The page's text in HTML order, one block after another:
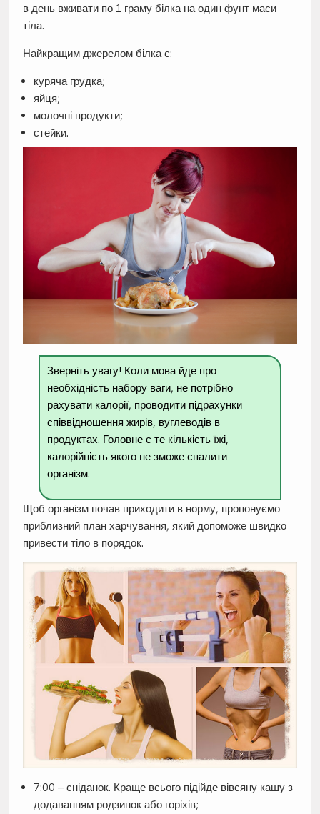
в день вживати по 1 граму білка на один фунт маси
тіла.
Найкращим джерелом білка є:
куряча грудка;
яйця;
молочні продукти;
стейки.
Зверніть увагу! Коли мова йде про
необхідність набору ваги, не потрібно
рахувати калорії, проводити підрахунки
співвідношення жирів, вуглеводів в
продуктах. Головне є те кількість їжі,
калорійність якого не зможе спалити
організм.
Щоб організм почав приходити в норму, пропонуємо
приблизний план харчування, який допоможе швидко
привести тіло в порядок.
7:00 – сніданок. Краще всього підійде вівсяну кашу з
додаванням родзинок або горіхів;